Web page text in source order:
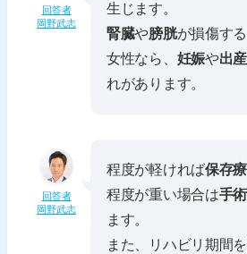
回答者
岡野武志
生じます。
腎臓や膀胱が損傷す
女性なら、 妊娠や出産
れがあります。
回答者
岡野武志
程度が軽ければ保存
程度が重い場合は手術
ます。
また、リハビリ期間